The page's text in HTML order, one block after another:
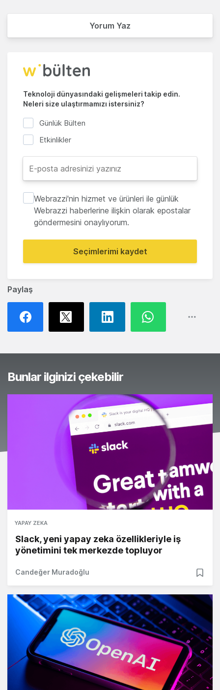
Paylaş
Yorum Yaz
Teknoloji dünyasındaki gelişmeleri takip edin.
Neleri size ulaştırmamızı istersiniz?
Günlük Bülten
Etkinlikler
Webrazzi'nin hizmet ve ürünleri ile günlük
Webrazzi haberlerine ilişkin olarak epostalar
göndermesini onaylıyorum.
Seçimlerimi kaydet
Bunlar ilginizi çekebilir
YAPAY ZEKA
Slack, yeni yapay zeka özellikleriyle iş
yönetimini tek merkezde topluyor
Candeğer Muradoğlu